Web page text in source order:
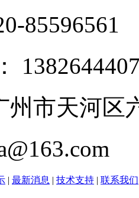
85596561
市天河区
| 最新消息 | 技术支持 | 联系我们